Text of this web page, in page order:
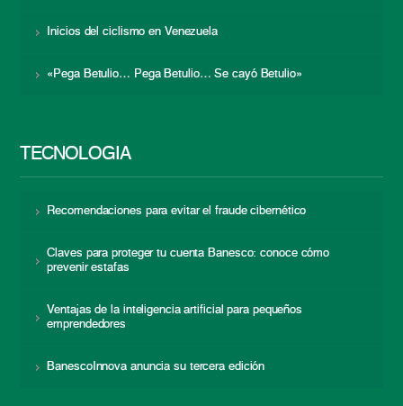
Inicios del ciclismo en Venezuela
«Pega Betulio… Pega Betulio… Se cayó Betulio»
TECNOLOGÍA
Recomendaciones para evitar el fraude cibernético
Claves para proteger tu cuenta Banesco: conoce cómo
prevenir estafas
Ventajas de la inteligencia artificial para pequeños
emprendedores
BanescoInnova anuncia su tercera edición